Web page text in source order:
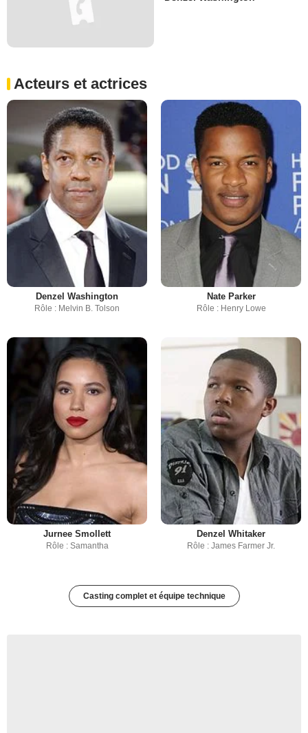
Acteurs et actrices
Denzel Washington
Rôle : Melvin B. Tolson
Nate Parker
Rôle : Henry Lowe
Jurnee Smollett
Rôle : Samantha
Denzel Whitaker
Rôle : James Farmer Jr.
Casting complet et équipe technique